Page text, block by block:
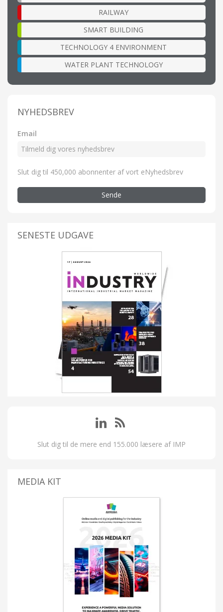
RAILWAY
SMART BUILDING
TECHNOLOGY 4 ENVIRONMENT
WATER PLANT TECHNOLOGY
NYHEDSBREV
Email
Slut dig til 450,000 abonnenter af vort eNyhedsbrev
Sende
SENESTE UDGAVE
Slut dig til de mere end 155.000 læsere af IMP
MEDIA KIT